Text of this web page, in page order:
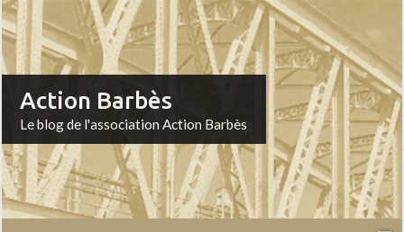
Action Barbès
Le blog de l'association Action Barbès